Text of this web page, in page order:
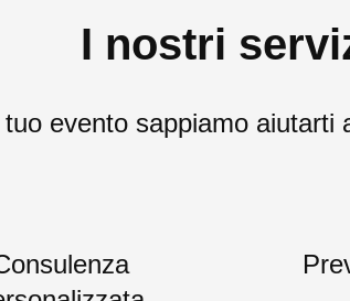
I nostri
evento sappiamo aiutarti